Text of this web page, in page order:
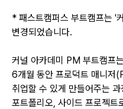
* 패스트캠퍼스 부트캠프는 '
변경되었습니다.
커널 아카데미 PM 부트캠프
6개월 동안 프로덕트 매니저
취업할 수 있게 만들어주는 과
포트폴리오, 사이드 프로젝트